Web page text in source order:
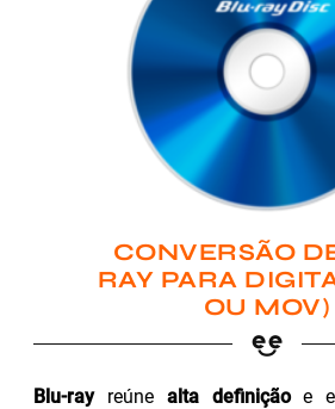
CONVERSÃO
RAY PARA
OU MOV)
Blu-rayreúne alta definiçãoe